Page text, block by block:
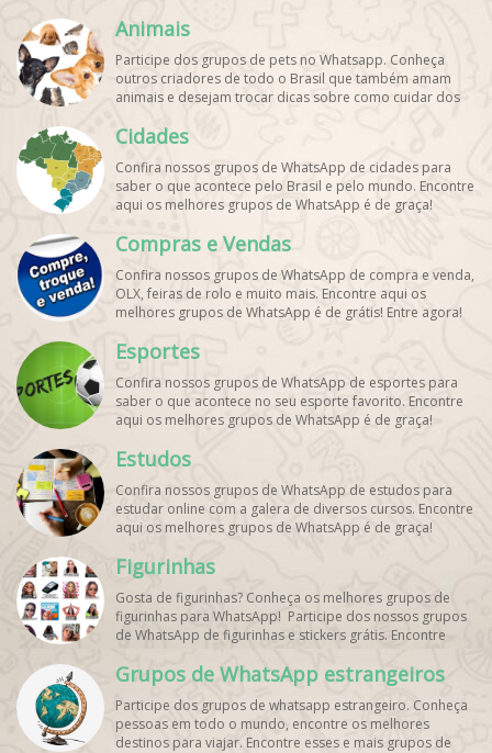
Animais
Participe dos grupos de pets no Whatsapp. Conheça
outros criadores de todo o Brasil que também amam
animais e desejam trocar dicas sobre como cuidar dos
graça!
Cidades
Confira nossos grupos de WhatsApp de cidades para
saber o que acontece pelo Brasil e pelo mundo. Encontre
aqui os melhores grupos de WhatsApp é de graça!
Compras e Vendas
Confira nossos grupos de WhatsApp de compra e venda,
OLX, feiras de rolo e muito mais. Encontre aqui os
melhores grupos de WhatsApp é de grátis! Entre agora!
Esportes
Confira nossos grupos de WhatsApp de esportes para
saber o que acontece no seu esporte favorito. Encontre
aqui os melhores grupos de WhatsApp é de graça!
Estudos
Confira nossos grupos de WhatsApp de estudos para
estudar online com a galera de diversos cursos. Encontre
aqui os melhores grupos de WhatsApp é de graça!
Figurinhas
Gosta de figurinhas? Conheça os melhores grupos de
figurinhas para WhatsApp! Participe dos nossos grupos
de WhatsApp de figurinhas e stickers grátis. Encontre
perfil!
Grupos de WhatsApp estrangeiros
Participe dos grupos de whatsapp estrangeiro. Conheça
pessoas em todo o mundo, encontre os melhores
destinos para viajar. Encontre esses e mais grupos de